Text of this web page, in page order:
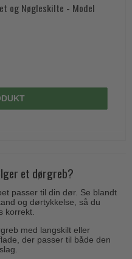
og Nøgleskilte - Model
et dørgreb?
passer til din dør. Se blandt
og dørtykkelse, så du
korrekt.
med langskilt eller
der passer til både den